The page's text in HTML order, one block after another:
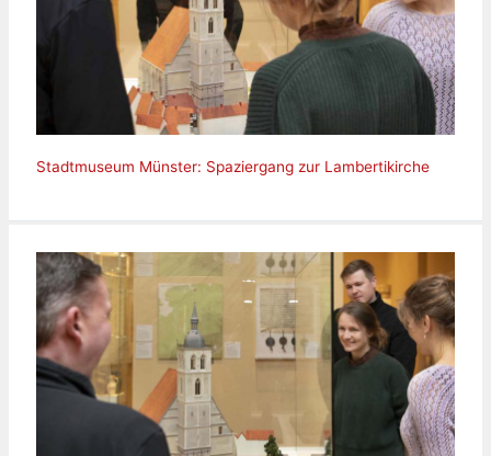
Stadtmuseum Münster: Spaziergang zur Lambertikirche